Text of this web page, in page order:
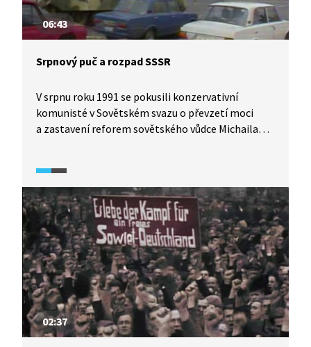
06:43
Srpnový puč a rozpad SSSR
V srpnu roku 1991 se pokusili konzervativní
komunisté v Sovětském svazu o převzetí moci
a zastavení reforem sovětského vůdce Michaila
tak odstřižen od moci. Pučisté však brzy ztratili
podporu armády a proti nim se postavil bývalý
komunista Boris Jelcin, který se následně stal
vítězem tohoto mocenského střetu. Na konci
roku 1991 Sovětský svaz přestal existovat. Co se
dělo dál a jaké poučení si z toho můžeme vzít?
02:37